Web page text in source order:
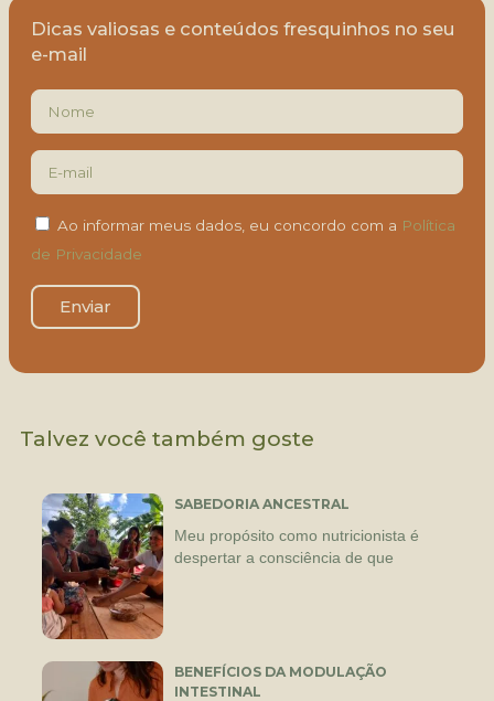
Dicas valiosas e conteúdos fresquinhos no seu
e-mail
Ao informar meus dados, eu concordo com a Política
de Privacidade
Enviar
Talvez você também goste
SABEDORIA ANCESTRAL
Meu propósito como nutricionista é
despertar a consciência de que
BENEFÍCIOS DA MODULAÇÃO
INTESTINAL